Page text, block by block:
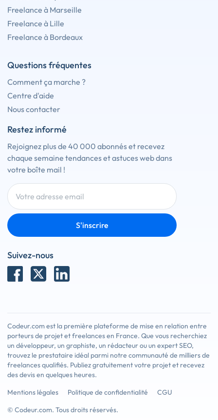
Freelance à Marseille
Freelance à Lille
Freelance à Bordeaux
Questions fréquentes
Comment ça marche ?
Centre d'aide
Nous contacter
Restez informé
Rejoignez plus de 40 000 abonnés et recevez
chaque semaine tendances et astuces web dans
votre boîte mail !
S'inscrire
Suivez-nous
Codeur.com est la première plateforme de mise en relation entre
porteurs de projet et freelances en France. Que vous recherchiez
un développeur, un graphiste, un rédacteur ou un expert SEO,
trouvez le prestataire idéal parmi notre communauté de milliers de
freelances qualifiés. Publiez gratuitement votre projet et recevez
des devis en quelques heures.
Mentions légales
Politique de confidentialité
CGU
© Codeur.com. Tous droits réservés.